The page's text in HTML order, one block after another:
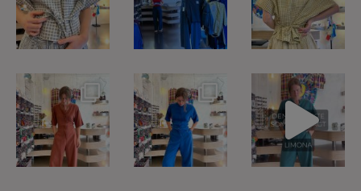
5 2 3 1
Heldragten kan
bindes foran og
bagpå - så
7 1
Lyocell er
fremstillet af
træfiber - ofte...
18 2
Heldragten fra
@klitmollercollecti
ve til 1399kr i...
6